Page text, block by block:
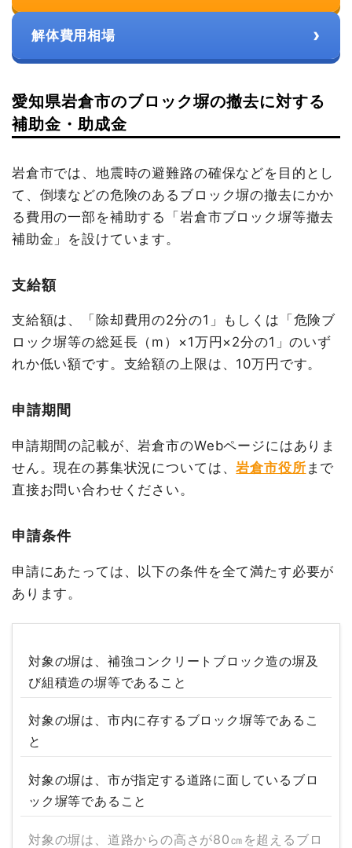
解体費用相場 ›
愛知県岩倉市のブロック塀の撤去に対する
補助金・助成金
岩倉市では、地震時の避難路の確保などを目的とし
て、倒壊などの危険のあるブロック塀の撤去にかか
る費用の一部を補助する「岩倉市ブロック塀等撤去
補助金」を設けています。
支給額
支給額は、「除却費用の2分の1」もしくは「危険ブ
ロック塀等の総延長（m）×1万円×2分の1」のいず
れか低い額です。支給額の上限は、10万円です。
申請期間
申請期間の記載が、岩倉市のWebページにはありま
せん。現在の募集状況については、岩倉市役所 まで
直接お問い合わせください。
申請条件
申請にあたっては、以下の条件を全て満たす必要が
あります。
対象の塀は、補強コンクリートブロック造の塀及
び組積造の塀等であること
対象の塀は、市内に存するブロック塀等であるこ
と
対象の塀は、市が指定する道路に面しているブロ
ック塀等であること
対象の塀は、道路からの高さが80㎝を超えるブロ